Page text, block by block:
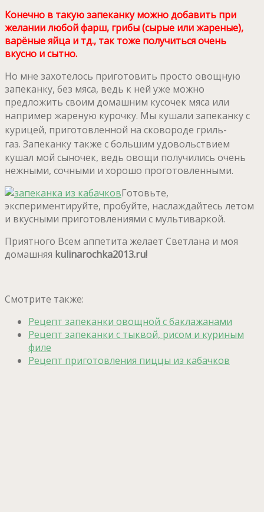
Конечно в такую запеканку можно добавить при
желании любой фарш, грибы (сырые или жареные),
варёные яйца и тд., так тоже получиться очень
вкусно и сытно.
Но мне захотелось приготовить просто овощную
запеканку, без мяса, ведь к ней уже можно
предложить своим домашним кусочек мяса или
например жареную курочку. Мы кушали запеканку с
курицей, приготовленной на сковороде гриль-
газ. Запеканку также с большим удовольствием
кушал мой сыночек, ведь овощи получились очень
нежными, сочными и хорошо проготовленными.
Готовьте,
экспериментируйте, пробуйте, наслаждайтесь летом
и вкусными приготовлениями с мультиваркой.
Приятного Всем аппетита желает Светлана и моя
домашняя kulinarochka2013.ru!
Смотрите также:
Рецепт запеканки овощной с баклажанами
Рецепт запеканки с тыквой, рисом и куриным
филе
Рецепт приготовления пиццы из кабачков